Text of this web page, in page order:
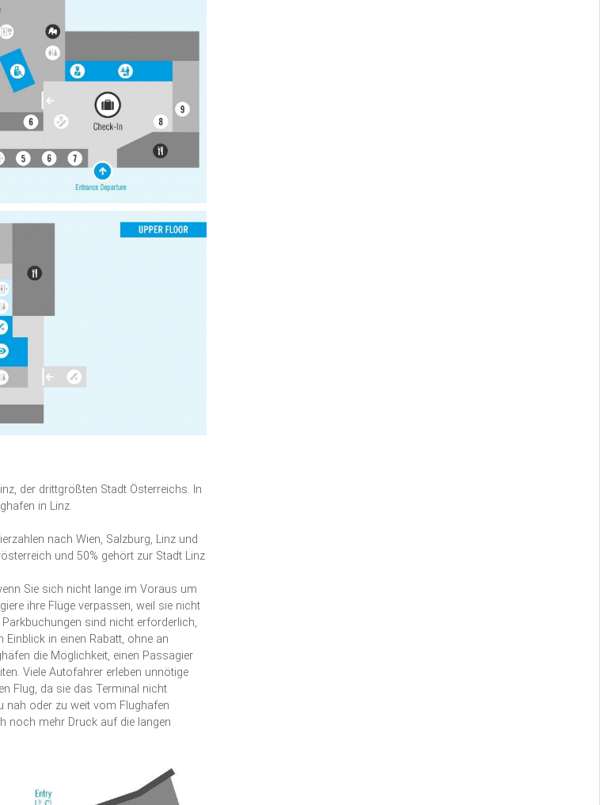
der drittgrößten Stadt Österreichs. In
in Linz.
nach Wien, Salzburg, Linz und
und 50% gehört zur Stadt Linz
Sie sich nicht lange im Voraus um
ihre Flüge verpassen, weil sie nicht
sind nicht erforderlich,
Einblick in einen Rabatt, ohne an
die Möglichkeit, einen Passagier
Viele Autofahrer erleben unnötige
Flug, da sie das Terminal nicht
nah oder zu weit vom Flughafen
noch mehr Druck auf die langen